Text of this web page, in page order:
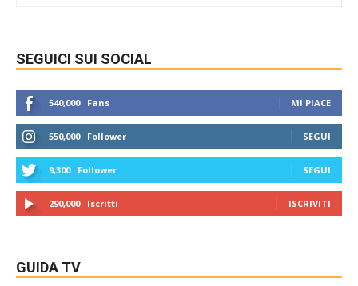
SEGUICI SUI SOCIAL
540,000 Fans MI PIACE
550,000 Follower SEGUI
9,300 Follower SEGUI
290,000 Iscritti ISCRIVITI
GUIDA TV